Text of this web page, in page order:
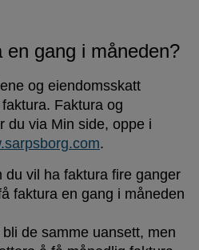
en gang i måneden?
og eiendomsskatt
Faktura og
du via Min side, oppe i
.
du vil ha faktura fire ganger
faktura en gang i måneden
de samme uansett, men